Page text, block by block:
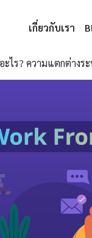
เกี่ยวกับเรา
ไร? ความแตกต่างร